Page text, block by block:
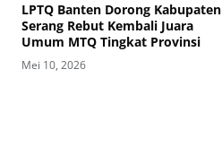
LPTQ Banten Dorong Kabupaten
Serang Rebut Kembali Juara
Umum MTQ Tingkat Provinsi
Mei 10, 2026